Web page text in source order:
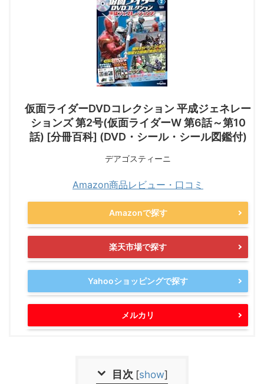
仮面ライダーDVDコレクション 平成ジェネレー
ションズ 第2号(仮面ライダーW 第6話～第10
話) [分冊百科] (DVD・シール・シール図鑑付)
デアゴスティーニ
Amazon商品レビュー・口コミ
Amazonで探す
楽天市場で探す
Yahooショッピングで探す
メルカリ
目次 [show]